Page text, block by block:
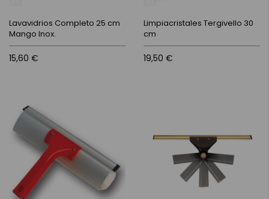
Lavavidrios Completo 25 cm
Mango Inox.
15,60 €
Limpiacristales Tergivello 30
cm
19,50 €